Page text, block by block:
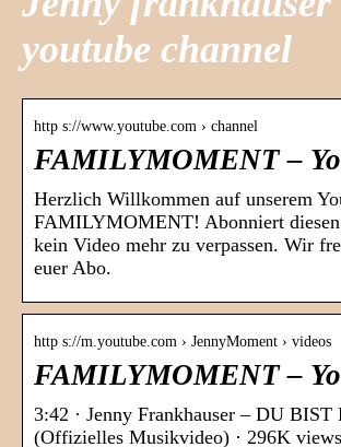
youtube channel
http s://www.youtube.com › channel
FAMILYMOMENT –
Herzlich Willkommen auf unserem
FAMILYMOMENT! Abonniert
kein Video mehr zu verpassen. Wir
euer Abo.
http s://m.youtube.com › JennyMoment › videos
FAMILYMOMENT –
3:42 · Jenny Frankhauser – DU BIST
(Offizielles Musikvideo) · 296K views